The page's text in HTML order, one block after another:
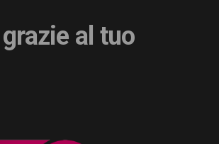
al tuo